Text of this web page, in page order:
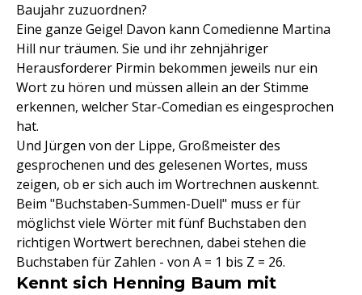
Baujahr zuzuordnen?
Eine ganze Geige! Davon kann Comedienne Martina
Hill nur träumen. Sie und ihr zehnjähriger
Herausforderer Pirmin bekommen jeweils nur ein
Wort zu hören und müssen allein an der Stimme
erkennen, welcher Star-Comedian es eingesprochen
hat.
Und Jürgen von der Lippe, Großmeister des
gesprochenen und des gelesenen Wortes, muss
zeigen, ob er sich auch im Wortrechnen auskennt.
Beim "Buchstaben-Summen-Duell" muss er für
möglichst viele Wörter mit fünf Buchstaben den
richtigen Wortwert berechnen, dabei stehen die
Buchstaben für Zahlen - von A = 1 bis Z = 26.
Kennt sich Henning Baum mit